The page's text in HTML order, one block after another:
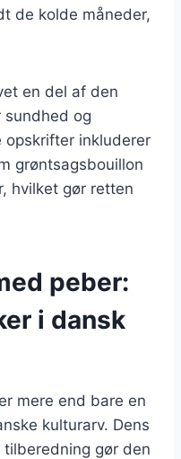
de kolde måneder,
en del af den
sundhed og
inkluderer
grøntsagsbouillon
hvilket gør retten
peber:
i dansk
mere end bare en
kulturarv. Dens
gør den